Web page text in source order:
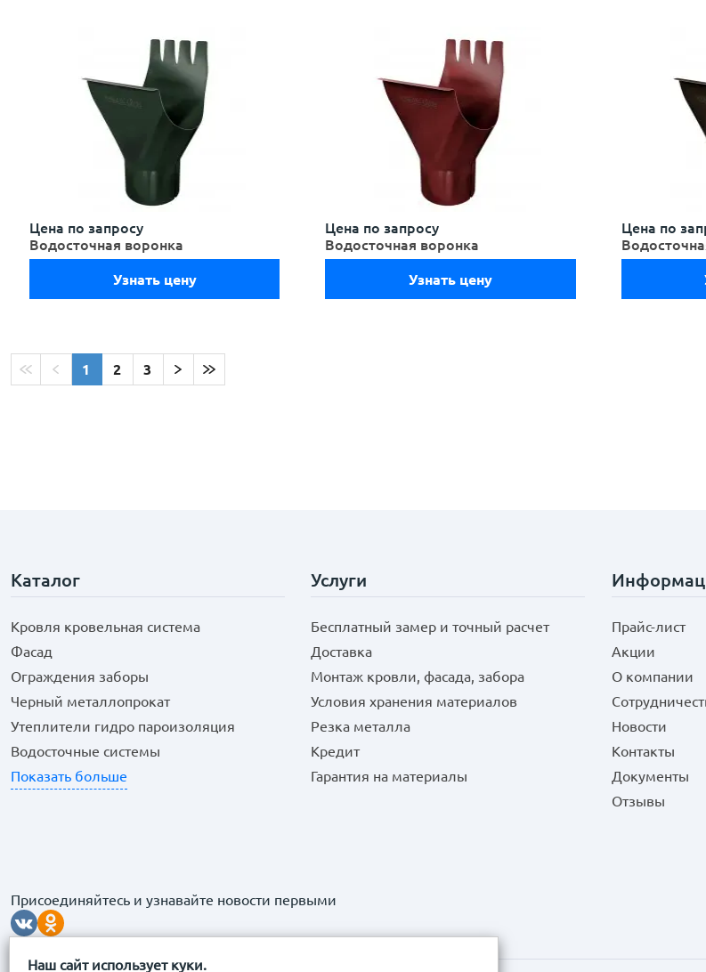
Наш сайт использует куки.
Цена по запросу
Водосточная воронка
Узнать цену
Цена по запросу
Водосточная воронка
Узнать цену
Цена по
1 2 3
Каталог
Кровля кровельная система
Фасад
Ограждения заборы
Черный металлопрокат
Утеплители гидро пароизоляция
Водосточные системы
Показать больше
Услуги
Бесплатный замер и точный расчет
Доставка
Монтаж кровли, фасада, забора
Условия хранения материалов
Резка металла
Кредит
Гарантия на материалы
Прайс-лист
Акции
О компании
Новости
Контакты
Документы
Отзывы
Присоединяйтесь и узнавайте новости первыми